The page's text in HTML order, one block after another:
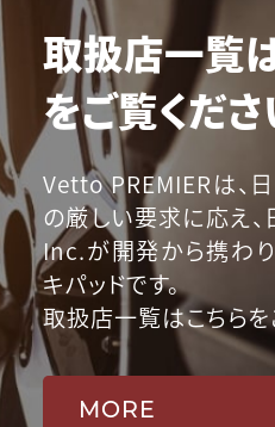
取扱店一覧
をご覧くださ
Vetto PREMIERは、
の厳しい要求に応え
Inc.が開発から携わ
キパッドです。
取扱店一覧はこちらを
MORE